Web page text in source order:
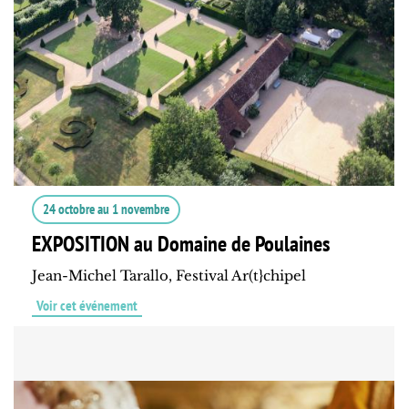
24 octobreau 1 novembre
EXPOSITION au Domaine de Poulaines
Jean-Michel Tarallo, Festival Ar(t}chipel
Voir cet événement